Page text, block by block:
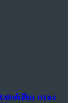
ฟกต์เสียง กรอง